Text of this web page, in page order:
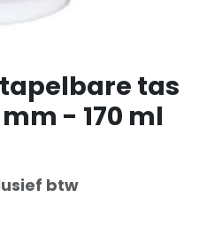
tas
- 170 ml
btw